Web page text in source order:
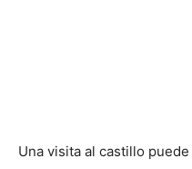
Una visita al castillo